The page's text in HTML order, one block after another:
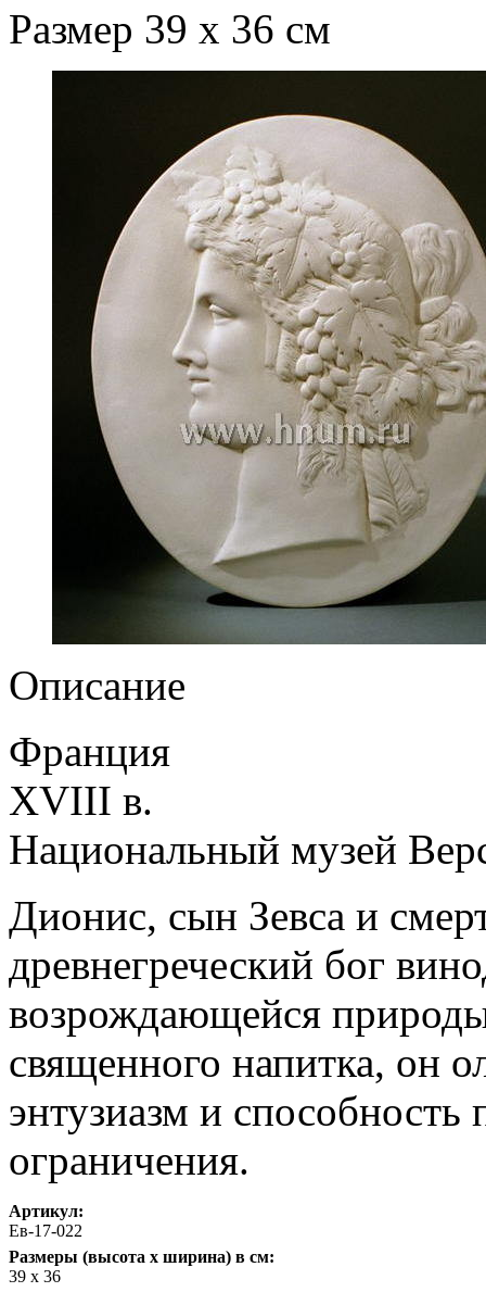
Размер 39 х 36 см
Описание
Франция
XVIII в.
Национальный музей
Дионис, сын Зевса и
древнегреческий бог
возрождающейся
священного напитка, он
энтузиазм и способность
ограничения.
Артикул:
Ев-17-022
Размеры (высота х ширина) в см:
39 х 36